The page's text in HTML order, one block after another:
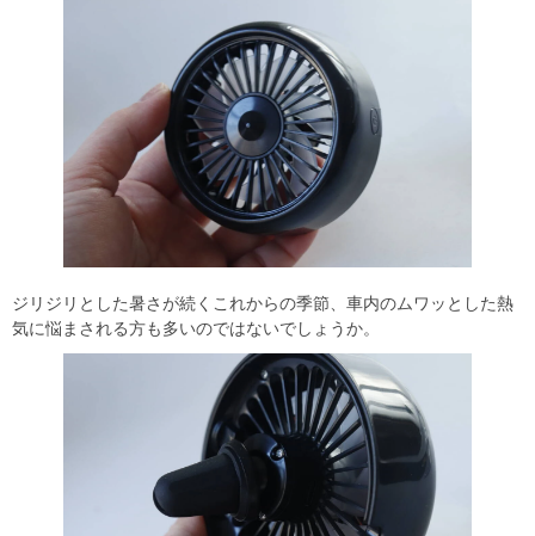
ジリジリとした暑さが続くこれからの季節、車内のムワッとした熱
気に悩まされる方も多いのではないでしょうか。